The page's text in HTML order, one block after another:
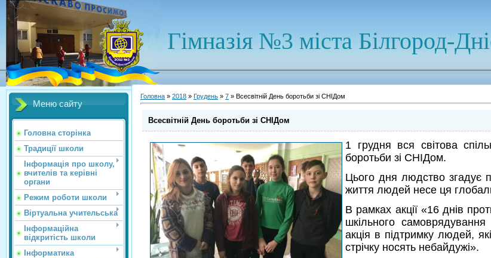
Гімназія №3 міста Білгород-
Меню сайту
Головна сторінка
Традиції школи
Інформація про школу,
вчителів та керівні
органи
Режим роботи школи
Віртуальна учительська
Інформаційна
відкритість школи
Інформатика
Головна » 2018 » Грудень » 7 » Всесвітній День боротьби зі СНІДом
Всесвітній День боротьби зі СНІДом
1 грудня вся світова
боротьби зі СНІДом.
Цього дня людство згадує
життя людей несе ця
В рамках акції «16 днів
шкільного
акція в підтримку людей,
стрічку носять небайдужі».